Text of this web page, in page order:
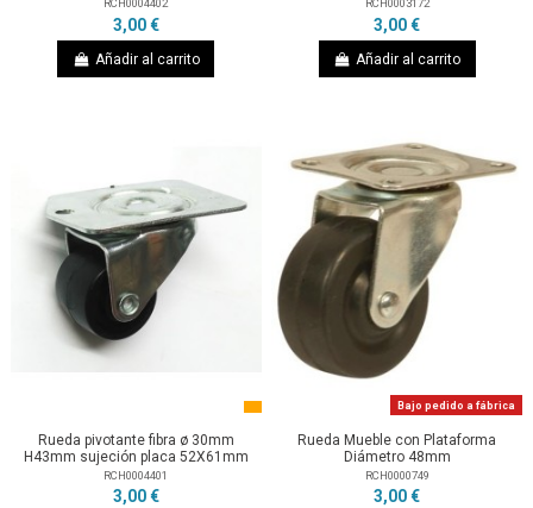
RCH0004402
3,00 €
Añadir al carrito
RCH0003172
3,00 €
Añadir al carrito
Rueda pivotante fibra ø 30mm
H43mm sujeción placa 52X61mm
RCH0004401
3,00 €
Bajo pedido a fábrica
Rueda Mueble con Plataforma
Diámetro 48mm
RCH0000749
3,00 €